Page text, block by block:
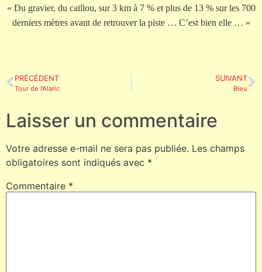
« Du gravier, du caillou, sur 3 km à 7 % et plus de 13 % sur les 700
derniers mètres avant de retrouver la piste … C’est bien elle … »
PRÉCÉDENT
Tour de l’Alaric
SUIVANT
Bleu
Laisser un commentaire
Votre adresse e-mail ne sera pas publiée. Les champs
obligatoires sont indiqués avec *
Commentaire *